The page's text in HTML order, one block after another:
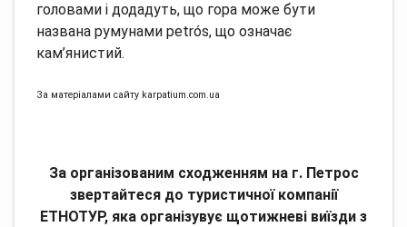
головами і додадуть, що гора може бути
названа румунами petrós, що означає
кам’янистий.
За матеріалами сайту karpatium.com.ua
За організованим сходженням на г. Петрос
звертайтеся до туристичної компанії
ЕТНОТУР, яка організувує щотижневі виїзди з